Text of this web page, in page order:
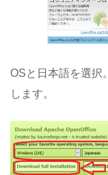
OSと日本語を選択
します。